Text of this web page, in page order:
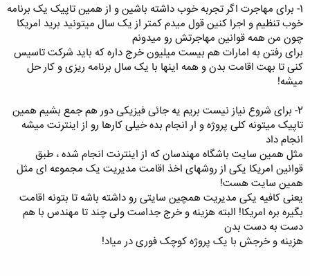
1- برای مهاجرت اگر تجربه خوب داشته باشین و از همین تاپیک یک برنامه
خوب تنظیم و اجرا کنین قول میدم کمتر از یک سال میتونید برید امریکا
چون من همه قوانین مهاجرتش رو میدونم
برای رفتن به امارات هم بیست میلیون خرج داره که باید شرکت تاسیس
کنی تا بهت اقامت بدن و همه اینها با یک سال برنامه ریزی و کار حل
میشه!
2- برای شروع نیاز نیست بریم یه جائی فیزیکی دور هم جمع بشیم همین
تاپیک میتونه کلی پروژه و ار انجام بده خیلی کارها رو از اینترنت میشه
انجام داد
مثل همین سایت باشگاه مهندسان که از اینترنت انجام شده ، طبق
قوانین امریکا یکی از روشهای اخذ اقامت مدیریت یک مجموعه ای مثل
همین سایت هست!
یعنی کافیه یکی مدیریت همچین سایتی رو داشته باشه تا بتونه اقامت
بگیره بره امریکا! البته هزینه و خرج جداست ولی چند تا مهندس با هم
دست به دست بدن
هزینه و خرجش با یک پروژه کوچک فوری در میاد!